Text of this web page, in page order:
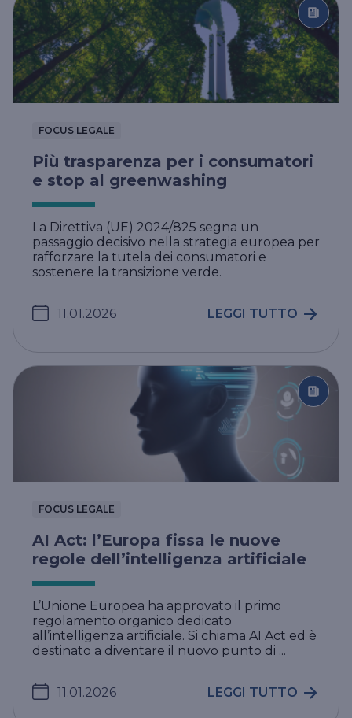
FOCUS LEGALE
Più trasparenza per i consumatori
e stop al greenwashing
La Direttiva (UE) 2024/825 segna un
passaggio decisivo nella strategia europea per
rafforzare la tutela dei consumatori e
sostenere la transizione verde.
11.01.2026 LEGGI TUTTO
FOCUS LEGALE
AI Act: l’Europa fissa le nuove
regole dell’intelligenza artificiale
L’Unione Europea ha approvato il primo
regolamento organico dedicato
all’intelligenza artificiale. Si chiama AI Act ed è
destinato a diventare il nuovo punto di ...
11.01.2026 LEGGI TUTTO